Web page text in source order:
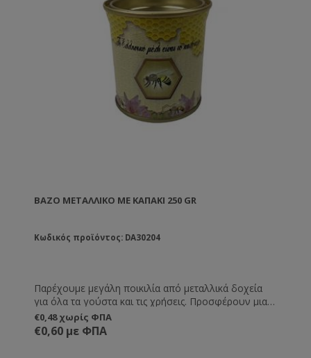
ΒΆΖΟ ΜΕΤΑΛΛΙΚΌ ΜΕ ΚΑΠΆΚΙ 250 GR
Κωδικός προϊόντος: DA30204
Παρέχουμε μεγάλη ποικιλία από μεταλλικά δοχεία
για όλα τα γούστα και τις χρήσεις. Προσφέρουν μια
διαφορετική και καλόγουστη παρουσίαση του
προϊόντος σας και είναι ιδανική λύση όταν θέλετε να
μεταφέρετε ή να στείλετε το μέλι, καθώς δεν
€0,48 χωρίς ΦΠΑ
€0,60 με ΦΠΑ